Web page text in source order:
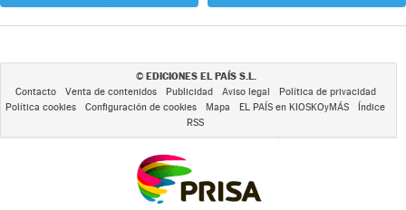
© EDICIONES EL PAÍS S.L.
Contacto Venta de contenidos Publicidad Aviso legal
Política de privacidad
Política cookies
Configuración de cookies Mapa EL PAÍS en KIOSKOyMÁS
Índice
RSS